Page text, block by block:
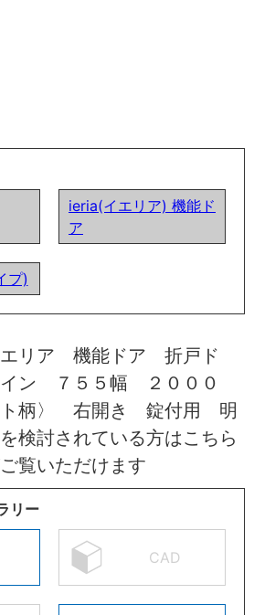
ieria(イエリア) 機能ド
ア
プ)
リア 機能ドア 折戸ド
ン ７５５幅 ２０００
ト柄〉 右開き 錠付用 明
検討されている方はこちら
覧いただけます
リー
CAD